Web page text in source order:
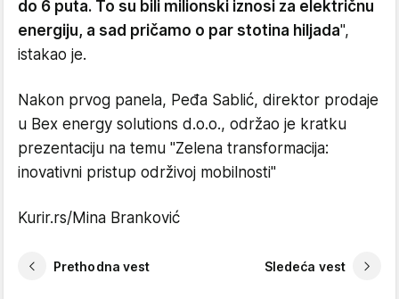
do 6 puta. To su bili milionski iznosi za električnu
energiju, a sad pričamo o par stotina hiljada",
istakao je.
Nakon prvog panela, Peđa Sablić, direktor prodaje
u Bex energy solutions d.o.o., održao je kratku
prezentaciju na temu "Zelena transformacija:
inovativni pristup održivoj mobilnosti"
Kurir.rs/Mina Branković
Prethodna vest Sledeća vest